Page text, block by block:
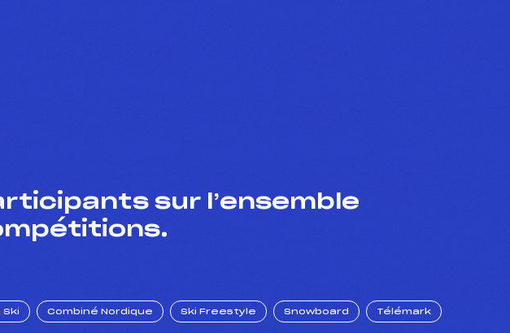
sur l’ensemble
Ski Combiné Nordique Ski Freestyle Snowboard Télémark